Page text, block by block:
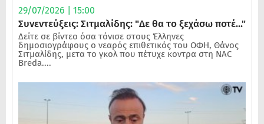
29/07/2026 | 15:00
Συνεντεύξεις: Σιτμαλίδης: "Δε θα το ξεχάσω ποτέ..."
Δείτε σε βίντεο όσα τόνισε στους Έλληνες
δημοσιογράφους ο νεαρός επιθετικός του ΟΦΗ, Θάνος
Σιτμαλίδης, μετα το γκολ που πέτυχε κοντρα στη NAC
Breda....